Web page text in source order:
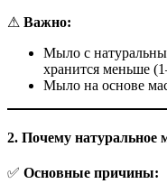
⚠ Важно:
Мыло с
хранится меньше
Мыло на основе
2. Почему натуральное
✅ Основные причины: